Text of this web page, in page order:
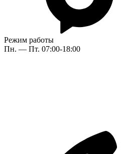
Режим работы
Пн. — Пт. 07:00-18:00